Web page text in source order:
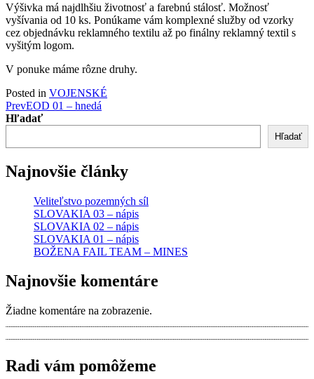
Výšivka má najdlhšiu životnosť a farebnú stálosť. Možnosť
vyšívania od 10 ks. Ponúkame vám komplexné služby od vzorky
cez objednávku reklamného textilu až po finálny reklamný textil s
vyšitým logom.
V ponuke máme rôzne druhy.
Posted in VOJENSKÉ
Post
navigation
PrevEOD 01 – hnedá
Hľadať
Hľadať
Najnovšie články
Veliteľstvo pozemných síl
SLOVAKIA 03 – nápis
SLOVAKIA 02 – nápis
SLOVAKIA 01 – nápis
BOŽENA FAIL TEAM – MINES
Najnovšie komentáre
Žiadne komentáre na zobrazenie.
Radi vám pomôžeme